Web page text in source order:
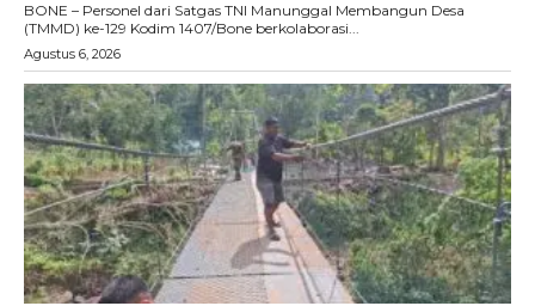
BONE – Personel dari Satgas TNI Manunggal Membangun Desa
(TMMD) ke-129 Kodim 1407/Bone berkolaborasi...
Agustus 6, 2026